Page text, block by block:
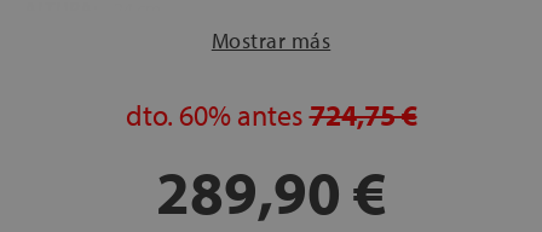
120 noches
Mostrar más
dto. 60% antes724,75 €
289,90 €